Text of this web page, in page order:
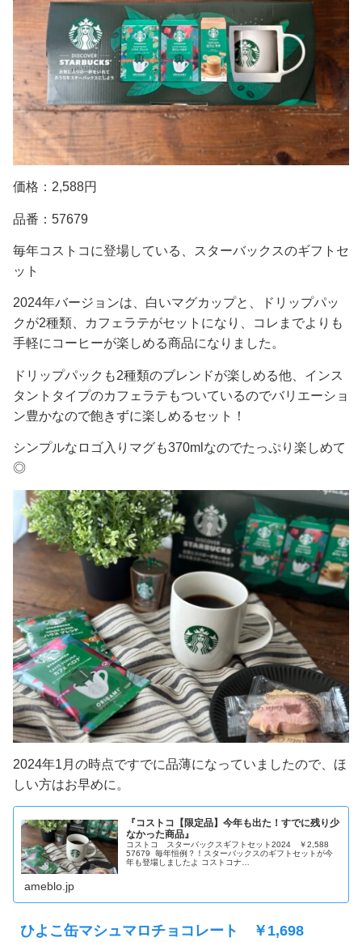
価格：2,588円
品番：57679
毎年コストコに登場している、スターバックスのギフトセ
ット
2024年バージョンは、白いマグカップと、ドリップパッ
クが2種類、カフェラテがセットになり、コレまでよりも
手軽にコーヒーが楽しめる商品になりました。
ドリップパックも2種類のブレンドが楽しめる他、インス
タントタイプのカフェラテもついているのでバリエーショ
ン豊かなので飽きずに楽しめるセット！
シンプルなロゴ入りマグも370mlなのでたっぷり楽しめて
◎
2024年1月の時点ですでに品薄になっていましたので、ほ
しい方はお早めに。
『コストコ【限定品】今年も出た！すでに残り少
なかった商品』
コストコ スターバックスギフトセット2024 ￥2,588
57679 毎年恒例？！スターバックスのギフトセットが今
年も登場しましたよ コストコナ…
ameblo.jp
ひよこ缶マシュマロチョコレート ￥1,698